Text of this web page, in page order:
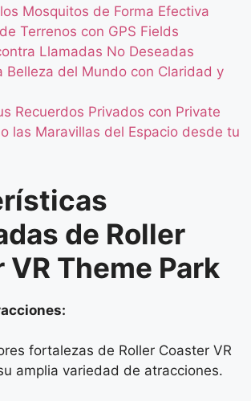
Mosquitos de Forma Efectiva
Terrenos con GPS Fields
Llamadas No Deseadas
Belleza del Mundo con Claridad y
Recuerdos Privados con Private
las Maravillas del Espacio desde tu
de Roller
Theme Park
fortalezas de Roller Coaster VR
amplia variedad de atracciones.